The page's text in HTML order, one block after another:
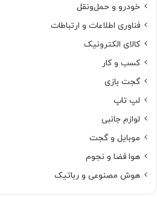
خودرو و حمل‌و‌نقل
فناوری اطلاعات و ارتباطات
کالای الکترونیک
کسب و کار
گجت بازی
لپ تاپ
لوازم جانبی
موبایل و گجت
هوا فضا و نجوم
هوش مصنوعی و رباتیک